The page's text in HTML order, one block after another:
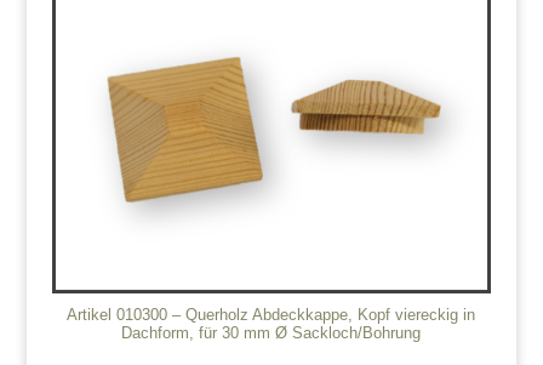
Artikel 010300 – Querholz Abdeckkappe, Kopf viereckig in
Dachform, für 30 mm Ø Sackloch/Bohrung